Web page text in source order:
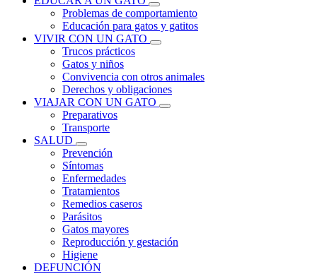
Problemas de comportamiento
Educación para gatos y gatitos
VIVIR CON UN GATO
Trucos prácticos
Gatos y niños
Convivencia con otros animales
Derechos y obligaciones
VIAJAR CON UN GATO
Preparativos
Transporte
SALUD
Prevención
Síntomas
Enfermedades
Tratamientos
Remedios caseros
Parásitos
Gatos mayores
Reproducción y gestación
Higiene
DEFUNCIÓN